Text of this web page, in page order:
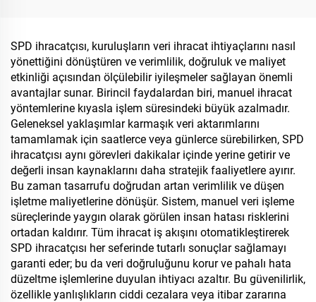
SPD ihracatçısı, kuruluşların veri ihracat ihtiyaçlarını nasıl
yönettiğini dönüştüren ve verimlilik, doğruluk ve maliyet
etkinliği açısından ölçülebilir iyileşmeler sağlayan önemli
avantajlar sunar. Birincil faydalardan biri, manuel ihracat
yöntemlerine kıyasla işlem süresindeki büyük azalmadır.
Geleneksel yaklaşımlar karmaşık veri aktarımlarını
tamamlamak için saatlerce veya günlerce sürebilirken, SPD
ihracatçısı aynı görevleri dakikalar içinde yerine getirir ve
değerli insan kaynaklarını daha stratejik faaliyetlere ayırır.
Bu zaman tasarrufu doğrudan artan verimlilik ve düşen
işletme maliyetlerine dönüşür. Sistem, manuel veri işleme
süreçlerinde yaygın olarak görülen insan hatası risklerini
ortadan kaldırır. Tüm ihracat iş akışını otomatikleştirerek
SPD ihracatçısı her seferinde tutarlı sonuçlar sağlamayı
garanti eder; bu da veri doğruluğunu korur ve pahalı hata
düzeltme işlemlerine duyulan ihtiyacı azaltır. Bu güvenilirlik,
özellikle yanlışlıkların ciddi cezalara veya itibar zararına